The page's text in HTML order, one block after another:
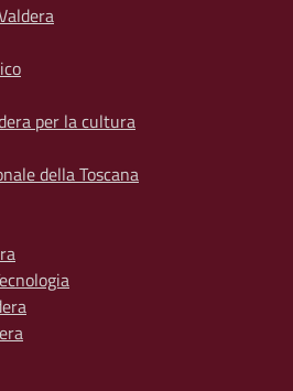
per la cultura
della Toscana